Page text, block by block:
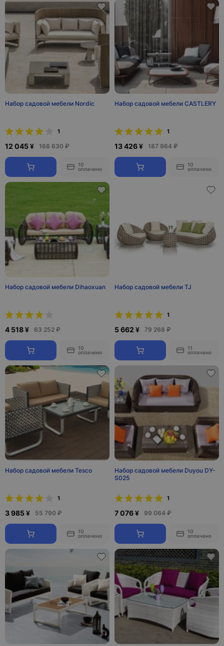
Набор садовой мебели Nordic
1
12 045 ¥ 168 630 ₽
10
оплачено
Набор садовой мебели CASTLERY
1
13 426 ¥ 187 964 ₽
10
оплачено
Набор садовой мебели Dihaoxuan
4 518 ¥ 63 252 ₽
10
оплачено
Набор садовой мебели TJ
1
5 662 ¥ 79 268 ₽
11
оплачено
Набор садовой мебели Tesco
1
3 985 ¥ 55 790 ₽
10
оплачено
Набор садовой мебели Duyou DY-
S025
1
7 076 ¥ 99 064 ₽
10
оплачено